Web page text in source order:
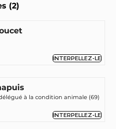
(2)
INTERPELLEZ-LE
à la condition animale (69)
INTERPELLEZ-LE